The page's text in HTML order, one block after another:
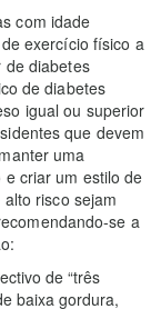
com idade
exercício físico a
de diabetes
de diabetes
igual ou superior
que devem
uma
criar um estilo de
risco sejam
se a
de “três
baixa gordura,